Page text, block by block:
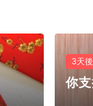
3天
你